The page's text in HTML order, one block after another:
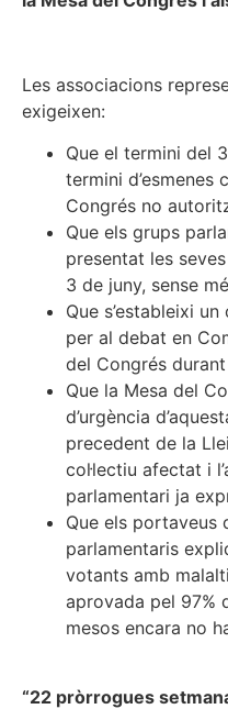
Les associacions
exigeixen:
Que el termini del
termini d’esmenes
Congrés no
Que els grups
presentat les
3 de juny, sense
Que s’estableixi
per al debat en
del Congrés
Que la Mesa del
d’urgència
precedent de la
col·lectiu afectat i
parlamentari ja
Que els portaveus
parlamentaris
votants amb
aprovada pel 97%
mesos encara no
“22 pròrrogues